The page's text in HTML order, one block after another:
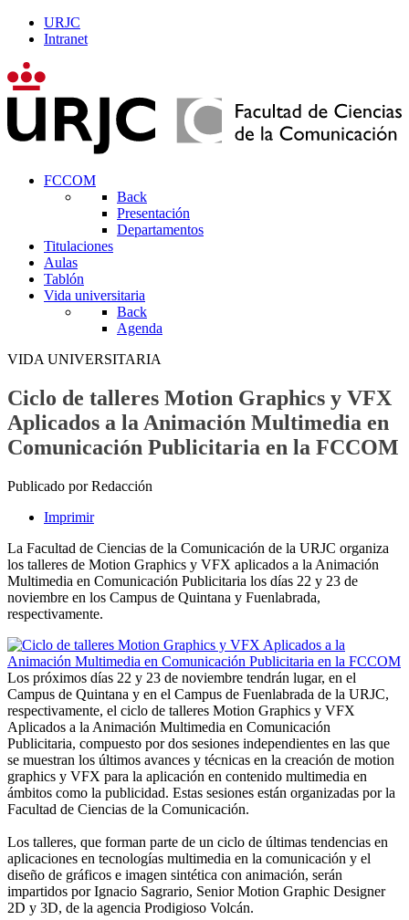
URJC
Intranet
FCCOM
Back
Presentación
Departamentos
Titulaciones
Aulas
Tablón
Vida universitaria
Back
Agenda
VIDA UNIVERSITARIA
Ciclo de talleres Motion Graphics y VFX
Aplicados a la Animación Multimedia en
Comunicación Publicitaria en la FCCOM
Publicado por Redacción
Imprimir
La Facultad de Ciencias de la Comunicación de la URJC organiza
los talleres de Motion Graphics y VFX aplicados a la Animación
Multimedia en Comunicación Publicitaria los días 22 y 23 de
noviembre en los Campus de Quintana y Fuenlabrada,
respectivamente.
Los próximos días 22 y 23 de noviembre tendrán lugar, en el
Campus de Quintana y en el Campus de Fuenlabrada de la URJC,
respectivamente, el ciclo de talleres Motion Graphics y VFX
Aplicados a la Animación Multimedia en Comunicación
Publicitaria, compuesto por dos sesiones independientes en las que
se muestran los últimos avances y técnicas en la creación de motion
graphics y VFX para la aplicación en contenido multimedia en
ámbitos como la publicidad. Estas sesiones están organizadas por la
Facultad de Ciencias de la Comunicación.
Los talleres, que forman parte de un ciclo de últimas tendencias en
aplicaciones en tecnologías multimedia en la comunicación y el
diseño de gráficos e imagen sintética con animación, serán
impartidos por Ignacio Sagrario, Senior Motion Graphic Designer
2D y 3D, de la agencia Prodigioso Volcán.